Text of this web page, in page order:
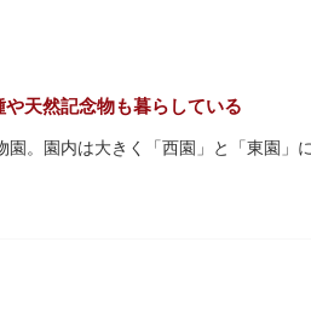
色殿（社殿）などの建造物は、三代
文化財保護のため通常は非公開ですが
や御朱印も授与されているので要チ
天然記念物も暮らしている
。園内は大きく「西園」と「東園」
建造物も見どころです。